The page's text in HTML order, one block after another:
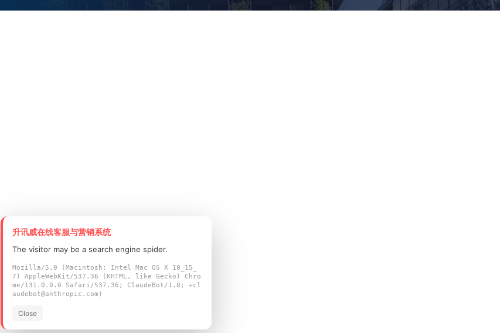
升讯威在线客服与营销系统
The visitor may be a search engine spider.
Mozilla/5.0 (Macintosh; Intel Mac OS X 10_15_
7) AppleWebKit/537.36 (KHTML, like Gecko) Chro
me/131.0.0.0 Safari/537.36; ClaudeBot/1.0; +cl
audebot@anthropic.com)
Close